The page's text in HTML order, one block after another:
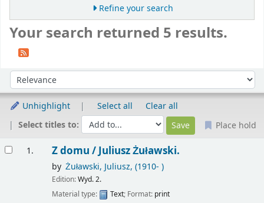
Refine your search
Your search returned 5 results.
Sort by:
Unhighlight Select all
Clear all
Select titles to:
Place hold
1. Z domu /Juliusz Żuławski.
by Żuławski, Juliusz, (1910- )
Edition:Wyd. 2.
Material type:
Text; Format: print